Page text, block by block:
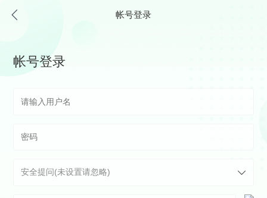
帐号登录
帐号登录